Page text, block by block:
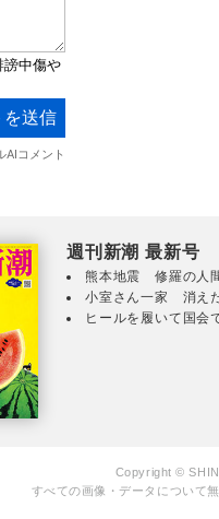
週刊新潮 最新号
熊本地震 修羅の人
小室さん一家 消え
ヒールを履いて国
Copyright ©
すべての画像・データについて